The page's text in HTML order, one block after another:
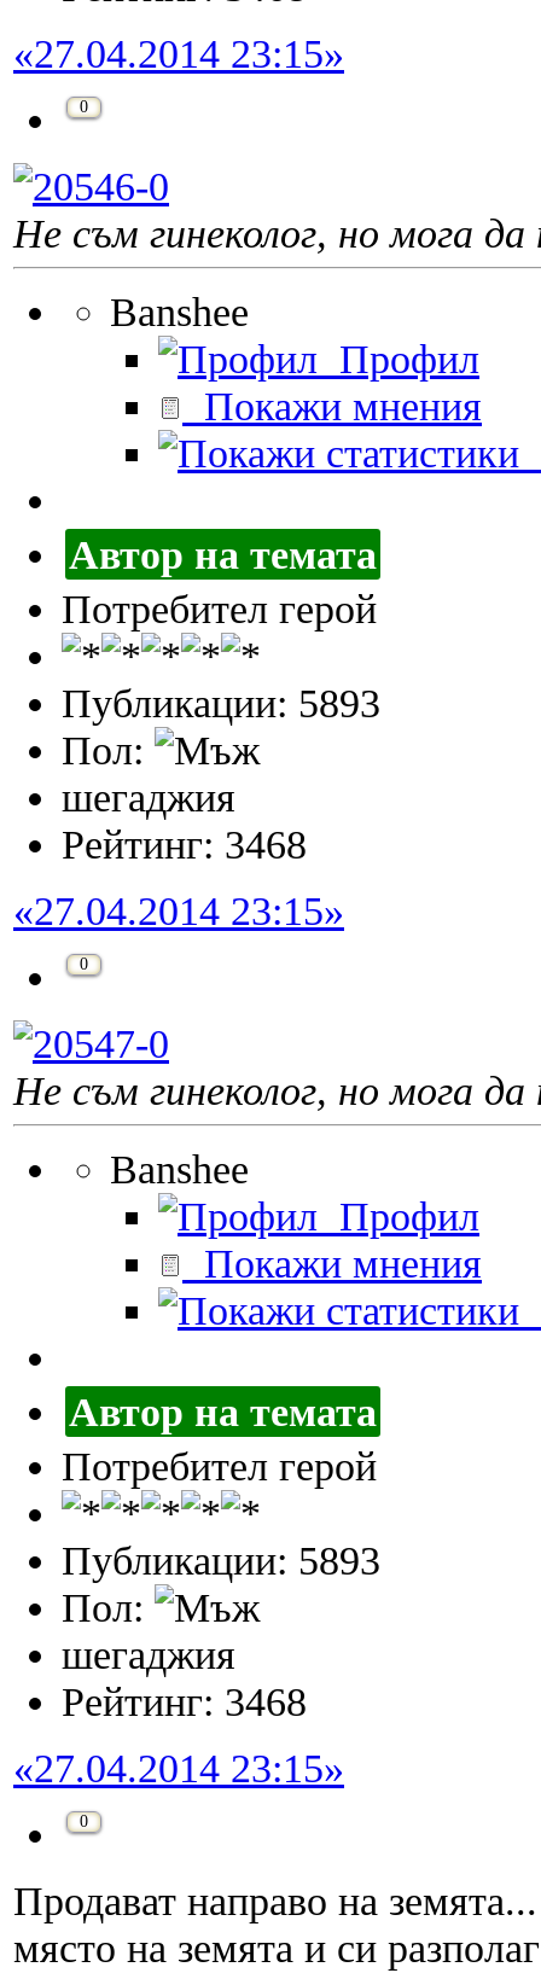
«27.04.2014 23:15»
0
Не съм гинеколог, но мога да
Banshee
Профил
Покажи мнения
Автор на темата
Потребител герой
Публикации: 5893
Пол:
шегаджия
Рейтинг: 3468
«27.04.2014 23:15»
0
Не съм гинеколог, но мога да
Banshee
Профил
Покажи мнения
Автор на темата
Потребител герой
Публикации: 5893
Пол:
шегаджия
Рейтинг: 3468
«27.04.2014 23:15»
0
Продават направо на
място на земята и си